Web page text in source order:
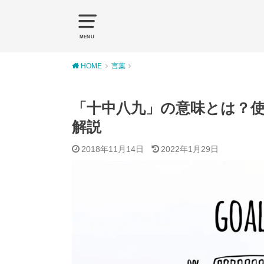
MENU
HOME 言葉
「十中八九」の意味とは？
解説
2018年11月14日 2022年1月29日